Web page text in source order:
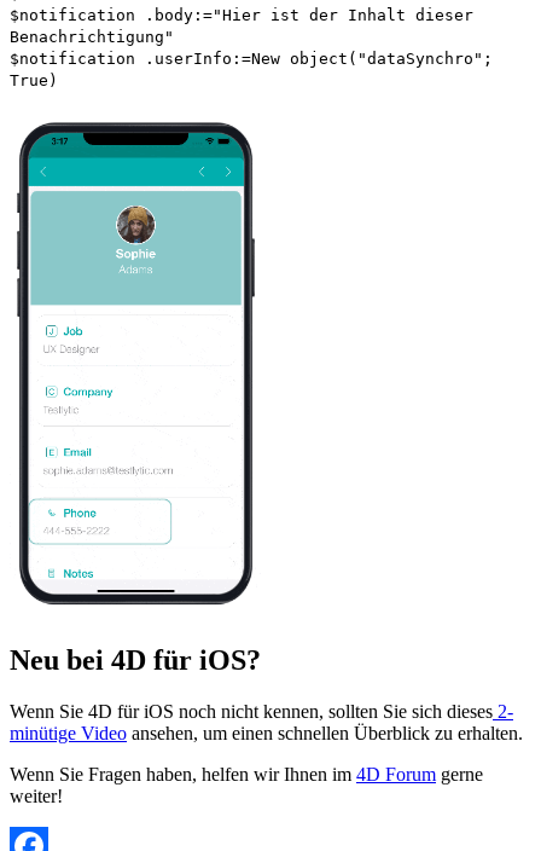
$notification . body :="Hier ist der Inhalt dieser
Benachrichtigung"
$notification . userInfo :=New object ("dataSynchro";
True )
Neu bei 4D für iOS?
Wenn Sie 4D für iOS noch nicht kennen, sollten Sie sich dieses 2-
minütige Video ansehen, um einen schnellen Überblick zu erhalten.
Wenn Sie Fragen haben, helfen wir Ihnen im 4D Forum gerne
weiter!